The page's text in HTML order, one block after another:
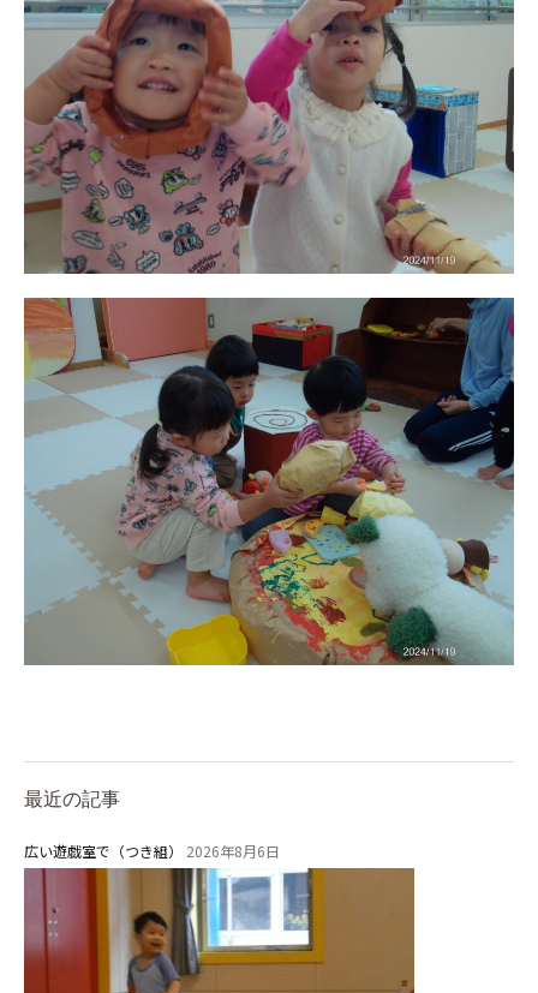
最近の記事
広い遊戯室で（つき組） 2026年8月6日